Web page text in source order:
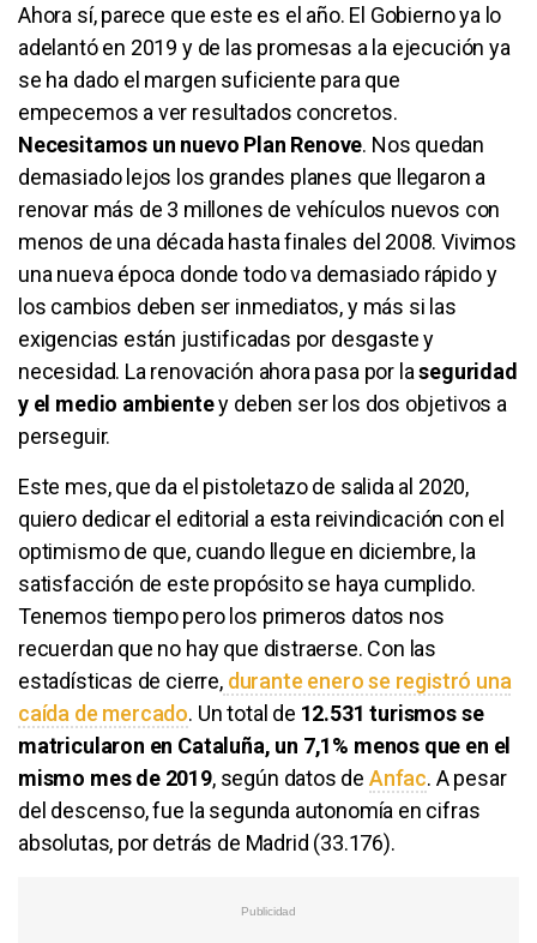
Ahora sí, parece que este es el año. El Gobierno ya lo
adelantó en 2019 y de las promesas a la ejecución ya
se ha dado el margen suficiente para que
empecemos a ver resultados concretos.
Necesitamos un nuevo Plan Renove. Nos quedan
demasiado lejos los grandes planes que llegaron a
renovar más de 3 millones de vehículos nuevos con
menos de una década hasta finales del 2008. Vivimos
una nueva época donde todo va demasiado rápido y
los cambios deben ser inmediatos, y más si las
exigencias están justificadas por desgaste y
necesidad. La renovación ahora pasa por laseguridad
y el medio ambientey deben ser los dos objetivos a
perseguir.
Este mes, que da el pistoletazo de salida al 2020,
quiero dedicar el editorial a esta reivindicación con el
optimismo de que, cuando llegue en diciembre, la
satisfacción de este propósito se haya cumplido.
Tenemos tiempo pero los primeros datos nos
recuerdan que no hay que distraerse. Con las
estadísticas de cierre,durante enero se registró una
caída de mercado. Un total de 12.531 turismos se
matricularon en Cataluña, un 7,1% menos que en el
mismo mes de 2019, según datos de Anfac. A pesar
del descenso, fue la segunda autonomía en cifras
absolutas, por detrás de Madrid (33.176).